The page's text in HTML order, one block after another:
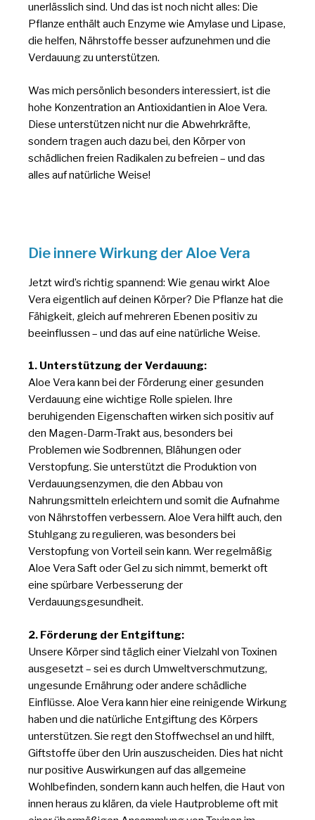
unerlässlich sind. Und das ist noch nicht alles: Die
Pflanze enthält auch Enzyme wie Amylase und Lipase,
die helfen, Nährstoffe besser aufzunehmen und die
Verdauung zu unterstützen.
Was mich persönlich besonders interessiert, ist die
hohe Konzentration an Antioxidantien in Aloe Vera.
Diese unterstützen nicht nur die Abwehrkräfte,
sondern tragen auch dazu bei, den Körper von
schädlichen freien Radikalen zu befreien – und das
alles auf natürliche Weise!
Die innere Wirkung der Aloe Vera
Jetzt wird’s richtig spannend: Wie genau wirkt Aloe
Vera eigentlich auf deinen Körper? Die Pflanze hat die
Fähigkeit, gleich auf mehreren Ebenen positiv zu
beeinflussen – und das auf eine natürliche Weise.
1. Unterstützung der Verdauung:
Aloe Vera kann bei der Förderung einer gesunden
Verdauung eine wichtige Rolle spielen. Ihre
beruhigenden Eigenschaften wirken sich positiv auf
den Magen-Darm-Trakt aus, besonders bei
Problemen wie Sodbrennen, Blähungen oder
Verstopfung. Sie unterstützt die Produktion von
Verdauungsenzymen, die den Abbau von
Nahrungsmitteln erleichtern und somit die Aufnahme
von Nährstoffen verbessern. Aloe Vera hilft auch, den
Stuhlgang zu regulieren, was besonders bei
Verstopfung von Vorteil sein kann. Wer regelmäßig
Aloe Vera Saft oder Gel zu sich nimmt, bemerkt oft
eine spürbare Verbesserung der
Verdauungsgesundheit.
2. Förderung der Entgiftung:
Unsere Körper sind täglich einer Vielzahl von Toxinen
ausgesetzt – sei es durch Umweltverschmutzung,
ungesunde Ernährung oder andere schädliche
Einflüsse. Aloe Vera kann hier eine reinigende Wirkung
haben und die natürliche Entgiftung des Körpers
unterstützen. Sie regt den Stoffwechsel an und hilft,
Giftstoffe über den Urin auszuscheiden. Dies hat nicht
nur positive Auswirkungen auf das allgemeine
Wohlbefinden, sondern kann auch helfen, die Haut von
innen heraus zu klären, da viele Hautprobleme oft mit